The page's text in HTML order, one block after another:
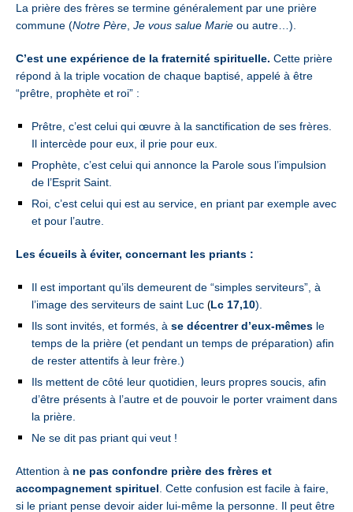
La prière des frères se termine généralement par une prière
commune (Notre Père Je vous salue Marie ou autre…).
C’est une expérience de la fraternité spirituelle. Cette prière
répond à la triple vocation de chaque baptisé, appelé à être
“prêtre, prophète et roi” :
Prêtre, c’est celui qui œuvre à la sanctification de ses frères.
Il intercède pour eux, il prie pour eux.
Prophète, c’est celui qui annonce la Parole sous l’impulsion
de l’Esprit Saint.
Roi, c’est celui qui est au service, en priant par exemple avec
et pour l’autre.
Les écueils à éviter, concernant les priants :
Il est important qu’ils demeurent de “simples serviteurs”, à
l’image des serviteurs de saint Luc (Lc 17,10).
Ils sont invités, et formés, à se décentrer d’eux-mêmes le
temps de la prière (et pendant un temps de préparation) afin
de rester attentifs à leur frère.)
Ils mettent de côté leur quotidien, leurs propres soucis, afin
d’être présents à l’autre et de pouvoir le porter vraiment dans
la prière.
Ne se dit pas priant qui veut !
Attention à ne pas confondre prière des frères et
accompagnement spirituel . Cette confusion est facile à faire,
si le priant pense devoir aider lui-même la personne. Il peut être